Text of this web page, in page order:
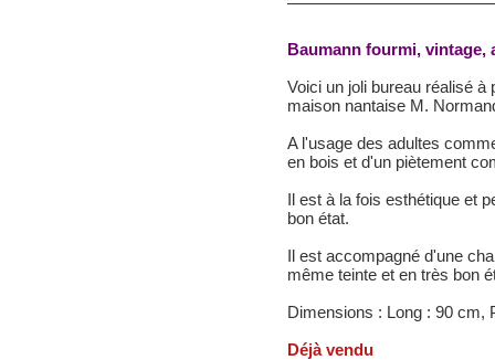
Baumann fourmi, vintage,
Voici un joli bureau réalisé à
maison nantaise M.
A l'usage des adultes
en bois et d'un piètement
Il est à la fois esthétique et
bon état.
Il est accompagné d'une
même teinte et en très bon
Dimensions : Long : 90 cm,
Déjà vendu